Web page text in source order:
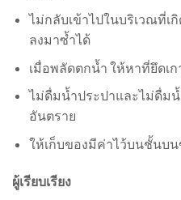
ไม่กลับเข้าไปในบริเวณที่เ
ลงมาซ้ำได้
เมื่อพลัดตกน้ำ ให้หาที่ยึดเ
ไม่ดื่มน้ำประปาและไม่ดื่ม
อันตราย
ให้เก็บของมีค่าไว้บนชั้นบ
ผู้เรียบเรียง